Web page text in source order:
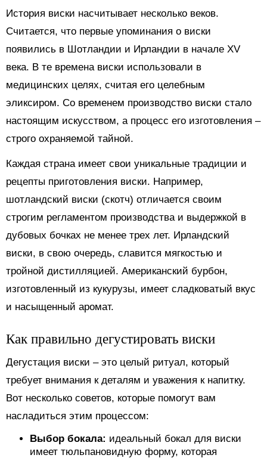
История виски насчитывает несколько веков.
Считается, что первые упоминания о виски
появились в Шотландии и Ирландии в начале XV
века. В те времена виски использовали в
медицинских целях, считая его целебным
эликсиром. Со временем производство виски стало
настоящим искусством, а процесс его изготовления –
строго охраняемой тайной.
Каждая страна имеет свои уникальные традиции и
рецепты приготовления виски. Например,
шотландский виски (скотч) отличается своим
строгим регламентом производства и выдержкой в
дубовых бочках не менее трех лет. Ирландский
виски, в свою очередь, славится мягкостью и
тройной дистилляцией. Американский бурбон,
изготовленный из кукурузы, имеет сладковатый вкус
и насыщенный аромат.
Как правильно дегустировать виски
Дегустация виски – это целый ритуал, который
требует внимания к деталям и уважения к напитку.
Вот несколько советов, которые помогут вам
насладиться этим процессом:
Выбор бокала: идеальный бокал для виски
имеет тюльпановидную форму, которая